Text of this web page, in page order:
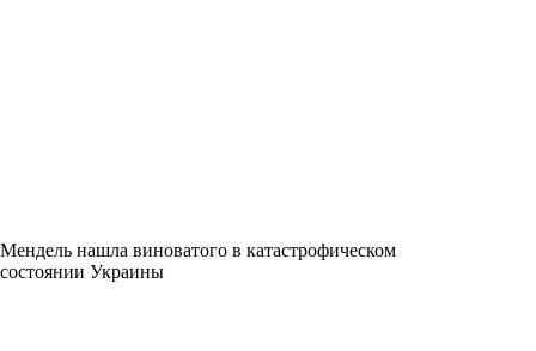
Мендель нашла виноватого в катастрофическом
состоянии Украины